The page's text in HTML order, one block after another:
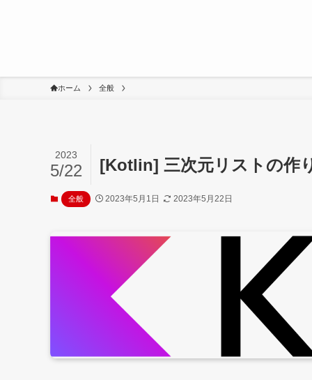
ホーム 全般
[Kotlin] 三次元リストの作
2023
5/22
全般 2023年5月1日 2023年5月22日